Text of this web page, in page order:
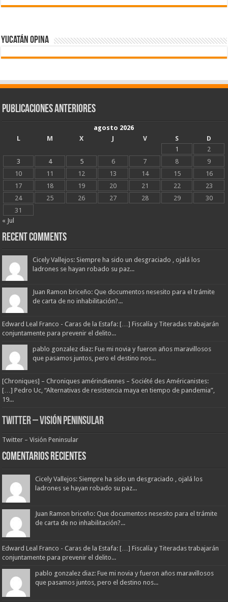
Yucatán Opina
Publicaciones Anteriores
agosto 2026
L
M X J V S
D
1
2
3
4 5 6 7 8
9
10
11 12 13 14 15
16
17
18 19 20 21 22
23
24
25 26 27 28 29
30
31
« Jul
Recent Comments
Cicely Vallejos: Siempre ha sido un desgraciado , ojalá los
ladrones se hayan robado su paz...
Juan Ramon briceño: Que documentos nesesito para el trámite
de carta de no inhabilitación?...
Edward Leal Franco - Caras de la Estafa: […] Fiscalía y Titeradas trabajarán
conjuntamente para prevenir el delito...
pablo gonzalez diaz: Fue mi novia y fueron años maravillosos
que pasamos juntos, pero el destino nos...
[Chroniques] – Chroniques amérindiennes – Société des Américanistes:
[…] Pedro Uc, “Alternativas de resistencia maya en tiempo de pandemia”,
19...
Twitter – Visión Peninsular
Twitter – Visión Peninsular
Comentarios Recientes
Cicely Vallejos: Siempre ha sido un desgraciado , ojalá los
ladrones se hayan robado su paz...
Juan Ramon briceño: Que documentos nesesito para el trámite
de carta de no inhabilitación?...
Edward Leal Franco - Caras de la Estafa: […] Fiscalía y Titeradas trabajarán
conjuntamente para prevenir el delito...
pablo gonzalez diaz: Fue mi novia y fueron años maravillosos
que pasamos juntos, pero el destino nos...